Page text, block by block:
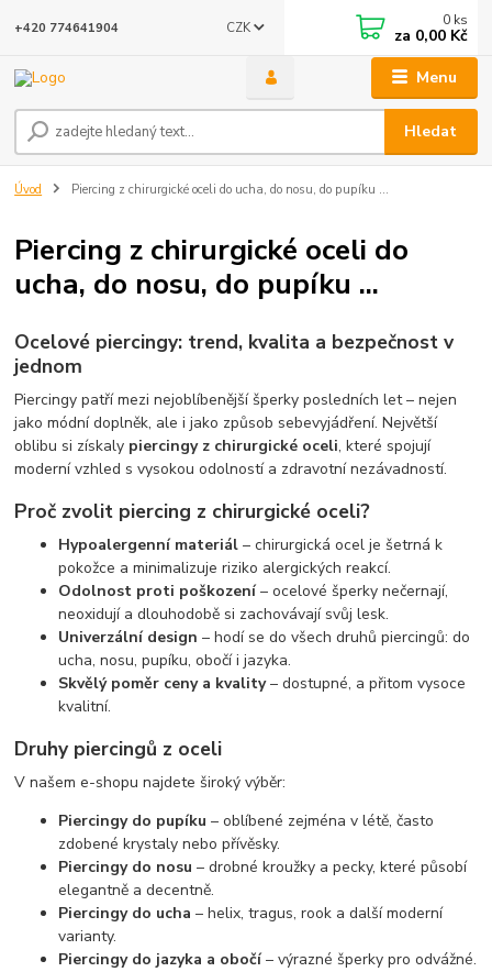
Menu
CZK
Hledat
+420 774641904 0 ks
za 0,00 Kč
Úvod Piercing z chirurgické oceli do ucha, do nosu, do pupíku ...
Piercing z chirurgické oceli do
ucha, do nosu, do pupíku ...
Ocelové piercingy: trend, kvalita a bezpečnost v
jednom
Piercingy patří mezi nejoblíbenější šperky posledních let – nejen
jako módní doplněk, ale i jako způsob sebevyjádření. Největší
oblibu si získaly piercingy z chirurgické oceli, které spojují
moderní vzhled s vysokou odolností a zdravotní nezávadností.
Proč zvolit piercing z chirurgické oceli?
Hypoalergenní materiál – chirurgická ocel je šetrná k
pokožce a minimalizuje riziko alergických reakcí.
Odolnost proti poškození– ocelové šperky nečernají,
neoxidují a dlouhodobě si zachovávají svůj lesk.
Univerzální design – hodí se do všech druhů piercingů: do
ucha, nosu, pupíku, obočí i jazyka.
Skvělý poměr ceny a kvality– dostupné, a přitom vysoce
kvalitní.
Druhy piercingů z oceli
V našem e-shopu najdete široký výběr:
Piercingy do pupíku – oblíbené zejména v létě, často
zdobené krystaly nebo přívěsky.
Piercingy do nosu – drobné kroužky a pecky, které působí
elegantně a decentně.
Piercingy do ucha – helix, tragus, rook a další moderní
varianty.
Piercingy do jazyka a obočí– výrazné šperky pro odvážné.